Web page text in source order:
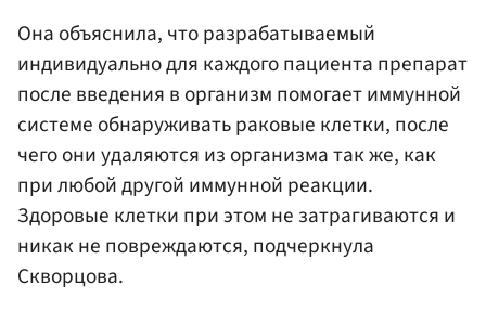
Она объяснила, что разрабатываемый
индивидуально для каждого пациента препарат
после введения в организм помогает иммунной
системе обнаруживать раковые клетки, после
чего они удаляются из организма так же, как
при любой другой иммунной реакции.
Здоровые клетки при этом не затрагиваются и
никак не повреждаются, подчеркнула
Скворцова.